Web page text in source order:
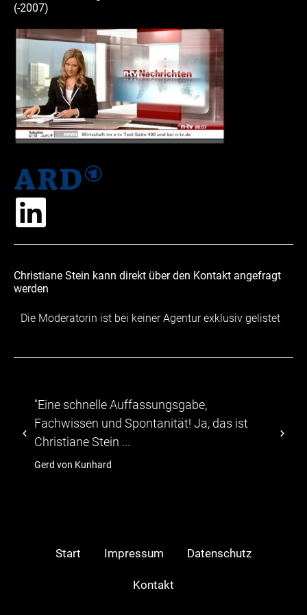
(-2007)
Christiane Stein kann direkt über den Kontakt angefragt
werden
Die Moderatorin ist bei keiner Agentur exklusiv gelistet
schnelle Auffassungsgabe,
und Spontanität! Ja, das ist
Stein ...
von Kunhard
Start Impressum Datenschutz
Kontakt